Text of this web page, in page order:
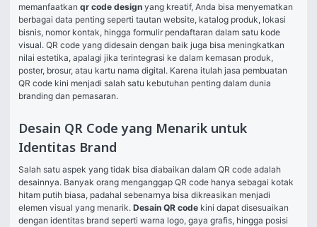
memanfaatkan qr code design yang kreatif, Anda bisa menyematkan
berbagai data penting seperti tautan website, katalog produk, lokasi
bisnis, nomor kontak, hingga formulir pendaftaran dalam satu kode
visual. QR code yang didesain dengan baik juga bisa meningkatkan
nilai estetika, apalagi jika terintegrasi ke dalam kemasan produk,
poster, brosur, atau kartu nama digital. Karena itulah jasa pembuatan
QR code kini menjadi salah satu kebutuhan penting dalam dunia
branding dan pemasaran.
Desain QR Code yang Menarik untuk
Identitas Brand
Salah satu aspek yang tidak bisa diabaikan dalam QR code adalah
desainnya. Banyak orang menganggap QR code hanya sebagai kotak
hitam putih biasa, padahal sebenarnya bisa dikreasikan menjadi
elemen visual yang menarik. Desain QR code kini dapat disesuaikan
dengan identitas brand seperti warna logo, gaya grafis, hingga posisi